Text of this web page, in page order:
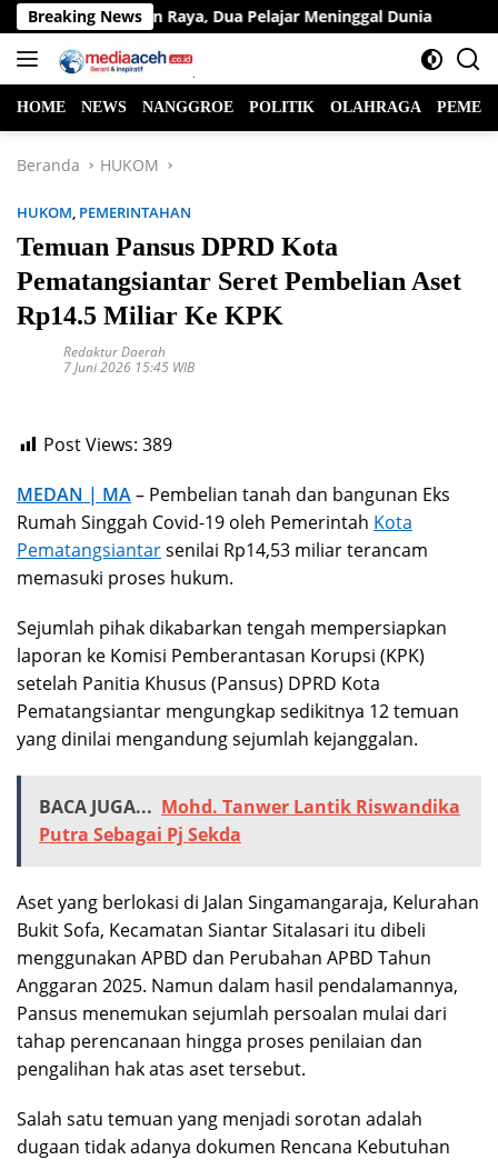
Langsung
ke
konten
Breaking News
Lintas di Jalan Raya, Dua Pelajar Meninggal Dunia
HOME NEWS NANGGROE POLITIK OLAHRAGA
Beranda HUKOM
HUKOM, PEMERINTAHAN
Temuan Pansus DPRD Kota
Pematangsiantar Seret Pembelian Aset
Rp14.5 Miliar Ke KPK
Redaktur Daerah
7 Juni 2026 15:45 WIB
Post Views: 389
MEDAN | MA– Pembelian tanah dan bangunan Eks
Rumah Singgah Covid-19 oleh Pemerintah Kota
Pematangsiantarsenilai Rp14,53 miliar terancam
memasuki proses hukum.
Sejumlah pihak dikabarkan tengah mempersiapkan
laporan ke Komisi Pemberantasan Korupsi (KPK)
setelah Panitia Khusus (Pansus) DPRD Kota
Pematangsiantar mengungkap sedikitnya 12 temuan
yang dinilai mengandung sejumlah kejanggalan.
BACA JUGA... Mohd. Tanwer Lantik Riswandika
Putra Sebagai Pj Sekda
Aset yang berlokasi di Jalan Singamangaraja, Kelurahan
Bukit Sofa, Kecamatan Siantar Sitalasari itu dibeli
menggunakan APBD dan Perubahan APBD Tahun
Anggaran 2025. Namun dalam hasil pendalamannya,
Pansus menemukan sejumlah persoalan mulai dari
tahap perencanaan hingga proses penilaian dan
pengalihan hak atas aset tersebut.
Salah satu temuan yang menjadi sorotan adalah
dugaan tidak adanya dokumen Rencana Kebutuhan